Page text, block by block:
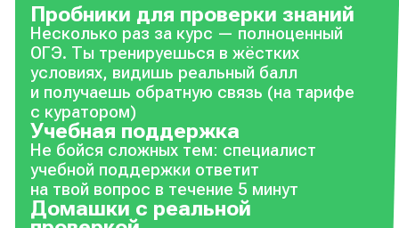
Пробники для проверки знаний
Несколько раз за курс — полноценный
ОГЭ. Ты тренируешься в жёстких
условиях, видишь реальный балл
и получаешь обратную связь (на тарифе
с куратором)
Учебная поддержка
Не бойся сложных тем: специалист
учебной поддержки ответит
на твой вопрос в течение 5 минут
Домашки с реальной